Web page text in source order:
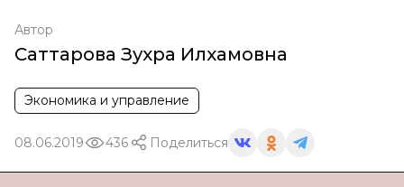
Автор
Саттарова Зухра Илхамовна
Экономика и управление
08.06.2019 436 Поделиться